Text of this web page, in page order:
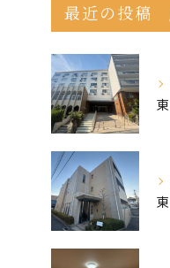
最近の投稿